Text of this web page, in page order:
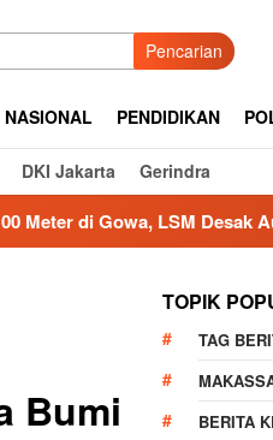
Pencarian
NASIONAL PENDIDIKAN
DKI Jakarta Gerindra
LSM Desak Audit
Bumi
TOPIK
TAG
BERITA